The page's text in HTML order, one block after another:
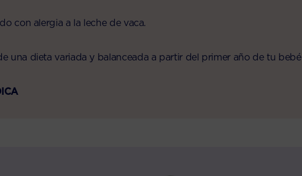
con alergia a la leche de vaca.
una dieta variada y balanceada a partir del primer año de tu